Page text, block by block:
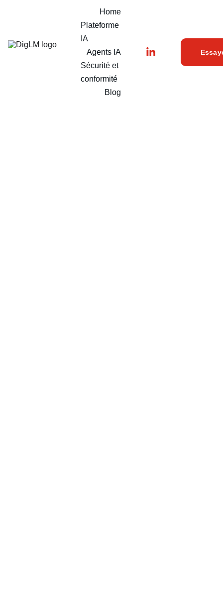
Home
Plateforme
IA
Agents IA
Sécurité et
conformité
Blog